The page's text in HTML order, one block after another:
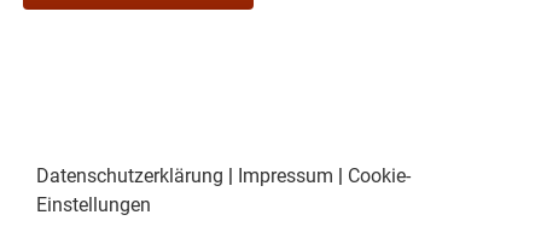
Datenschutzerklärung | Impressum | Cookie-
Einstellungen